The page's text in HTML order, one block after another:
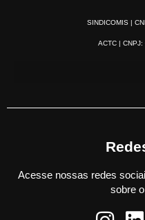
SINDICOMIS |
ACTC |
Acesse nossas redes
sobre